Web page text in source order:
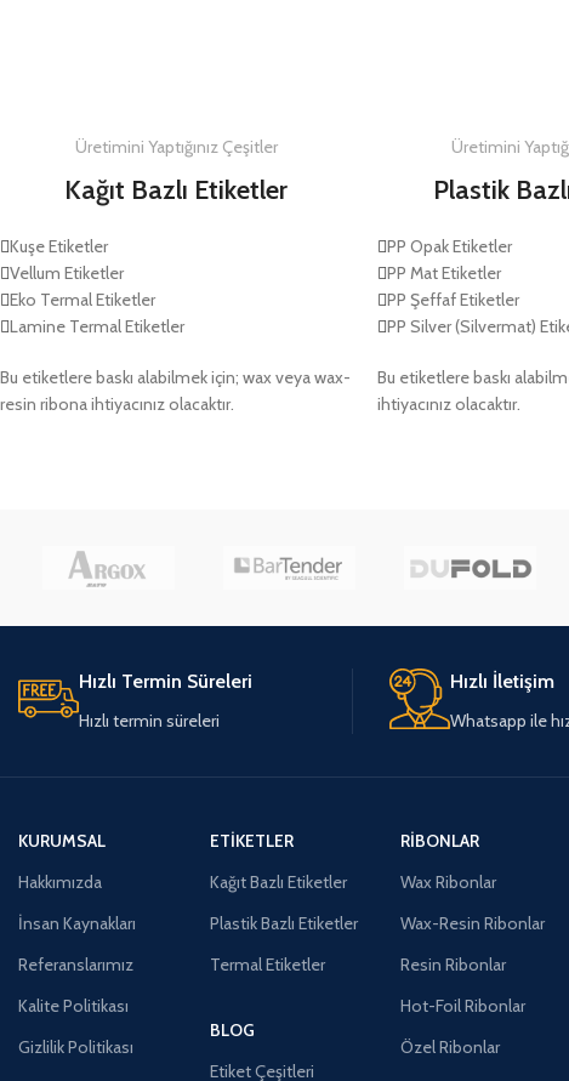
Üretimini Yaptığınız Çeşitler
Kağıt Bazlı Etiketler
Kuşe Etiketler
Vellum Etiketler
Eko Termal Etiketler
Lamine Termal Etiketler
Bu etiketlere baskı alabilmek için; wax veya wax-
resin ribona ihtiyacınız olacaktır.
Üretimini
Plastik
PP Opak Etiketler
PP Mat Etiketler
PP Şeffaf Etiketler
PP Silver (Silvermat)
Bu etiketlere baskı
ihtiyacınız olacaktır.
Hızlı Termin Süreleri
Hızlı termin süreleri
Hızlı İletişim
Whatsapp ile
KURUMSAL
Hakkımızda
İnsan Kaynakları
Referanslarımız
Kalite Politikası
Gizlilik Politikası
ETIKETLER
Kağıt Bazlı Etiketler
Plastik Bazlı Etiketler
Termal Etiketler
BLOG
Etiket Çeşitleri
RIBONLAR
Wax Ribonlar
Wax-Resin Ribonlar
Resin Ribonlar
Hot-Foil Ribonlar
Özel Ribonlar